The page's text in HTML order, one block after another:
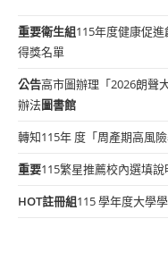
重要衛生組115年度健康促
得獎名單
公告高市圖辦理「2026朗聲
辦法圖書館
轉知115年 度「周產期高風
重要115繁星推薦校內選填說
HOT註冊組115 學年度大學